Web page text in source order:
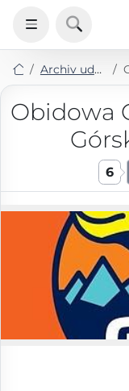
Archiv událostí
Obidowa
6